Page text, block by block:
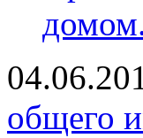
общего